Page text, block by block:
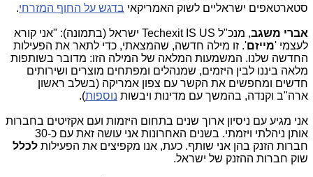
סטארטאפים ישראליים לשוק האמריקאי בדגש על החוף המזרחי.
אברי משגב
, מנכ"ל Techexit IS US ישראל (בתמונה): "אני קורא
לעצמי 'מייזם'. זו מילה חדשה, שהמצאתי, כדי לתאר את הפעילות
החדשה שלנו. המשמעות המלאה של המילה הזו: מדובר בשותפות
מלאה ביננו לבין היזמים, שמנהלים ומפתחים מוצרים ושירותים
חדשים ומחפשים את הקשר עם צפון אמריקה (בשלב ראשון
ארה"ב וקנדה, בהמשך עם מדינות ויבשות נוספות).
אני מגיע עם ניסיון ארוך שנים בתחום היזמות ועם אקזיטים בחברות
אותן ניהלתי ויזמתי. בשנים האחרונות אני עושה זאת עם כ-30
חברות הזנק בהן אני שותף. כעת, אנו מקפיצים את הפעילות לכלל
שוק חברות ההזנק של ישראל.